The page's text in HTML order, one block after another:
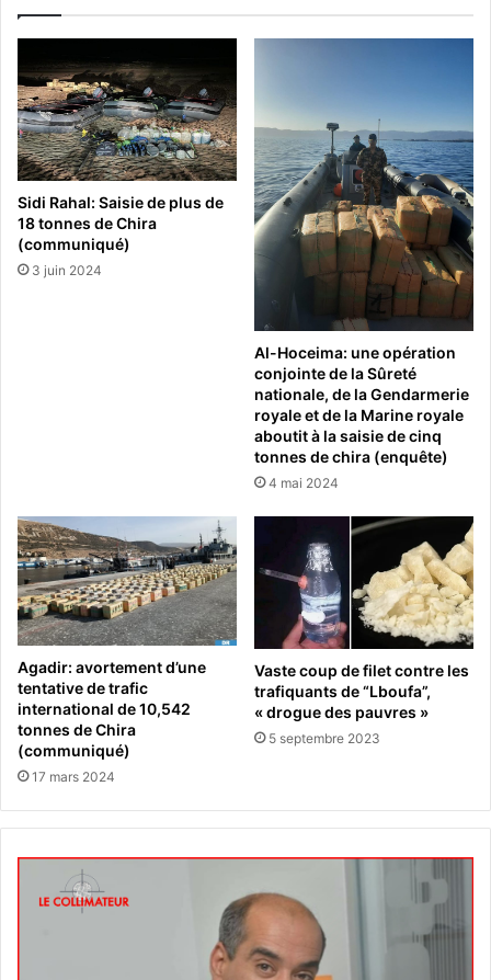
Sidi Rahal: Saisie de plus de
18 tonnes de Chira
(communiqué)
3 juin 2024
Al-Hoceima: une opération
conjointe de la Sûreté
nationale, de la Gendarmerie
royale et de la Marine royale
aboutit à la saisie de cinq
tonnes de chira (enquête)
4 mai 2024
Agadir: avortement d’une
tentative de trafic
international de 10,542
tonnes de Chira
(communiqué)
17 mars 2024
Vaste coup de filet contre les
trafiquants de “Lboufa”,
« drogue des pauvres »
5 septembre 2023